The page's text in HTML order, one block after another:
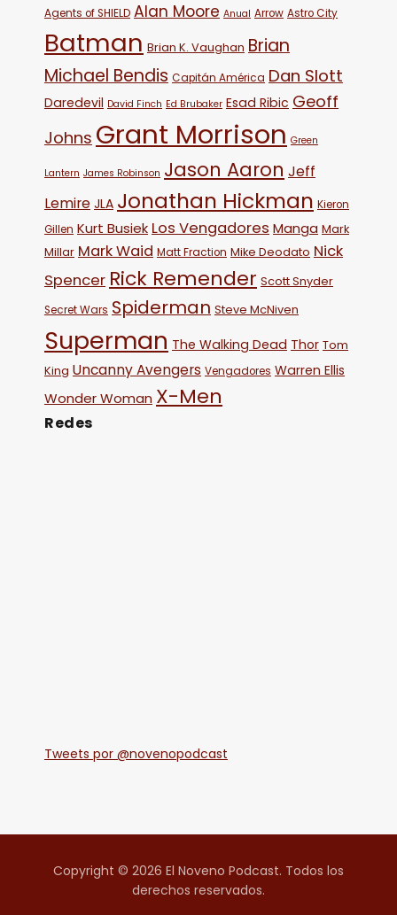
Agents of SHIELD Alan Moore Anual Arrow Astro City
Batman Brian K. Vaughan Brian
Michael Bendis Capitán América Dan Slott
Daredevil David Finch Ed Brubaker Esad Ribic Geoff
Johns Grant Morrison Green
Lantern James Robinson Jason Aaron Jeff
Lemire JLA Jonathan Hickman Kieron
Gillen Kurt Busiek Los Vengadores Manga Mark
Millar Mark Waid Matt Fraction Mike Deodato Nick
Spencer Rick Remender Scott Snyder
Secret Wars Spiderman Steve McNiven
Superman The Walking Dead Thor Tom
King Uncanny Avengers Vengadores Warren Ellis
Wonder Woman X-Men
Redes
Tweets por @novenopodcast
Copyright © 2026 El Noveno Podcast. Todos los
derechos reservados.